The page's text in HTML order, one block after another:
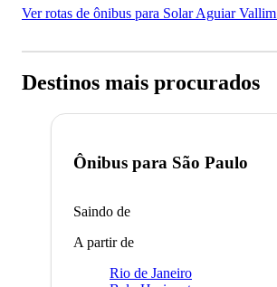
Ver rotas de ônibus para Solar Aguiar Vallim
Destinos mais procurados
Ônibus para São Paulo
Saindo de
A partir de
Rio de Janeiro